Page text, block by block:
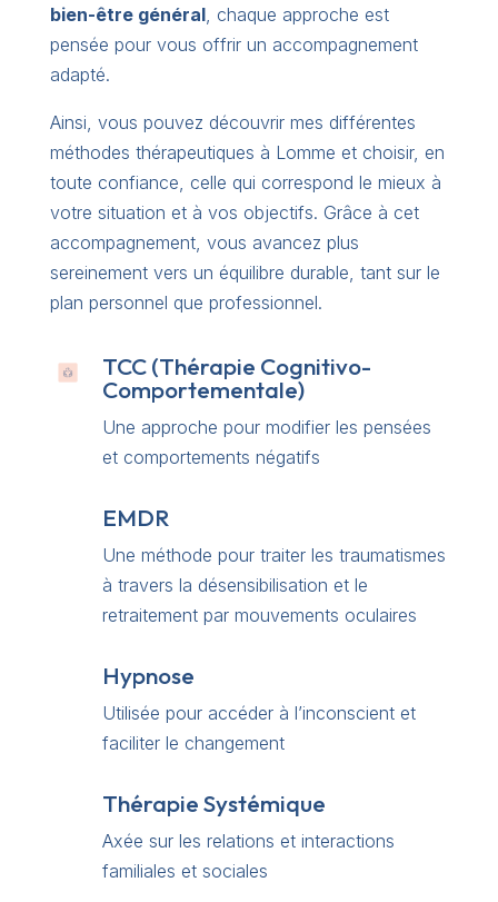
bien-être général, chaque approche est
pensée pour vous offrir un accompagnement
adapté.
Ainsi, vous pouvez découvrir mes différentes
méthodes thérapeutiques à Lomme et choisir, en
toute confiance, celle qui correspond le mieux à
votre situation et à vos objectifs. Grâce à cet
accompagnement, vous avancez plus
sereinement vers un équilibre durable, tant sur le
plan personnel que professionnel.
TCC (Thérapie Cognitivo-
Comportementale)
Une approche pour modifier les pensées
et comportements négatifs
EMDR
Une méthode pour traiter les traumatismes
à travers la désensibilisation et le
retraitement par mouvements oculaires
Hypnose
Utilisée pour accéder à l’inconscient et
faciliter le changement
Thérapie Systémique
Axée sur les relations et interactions
familiales et sociales